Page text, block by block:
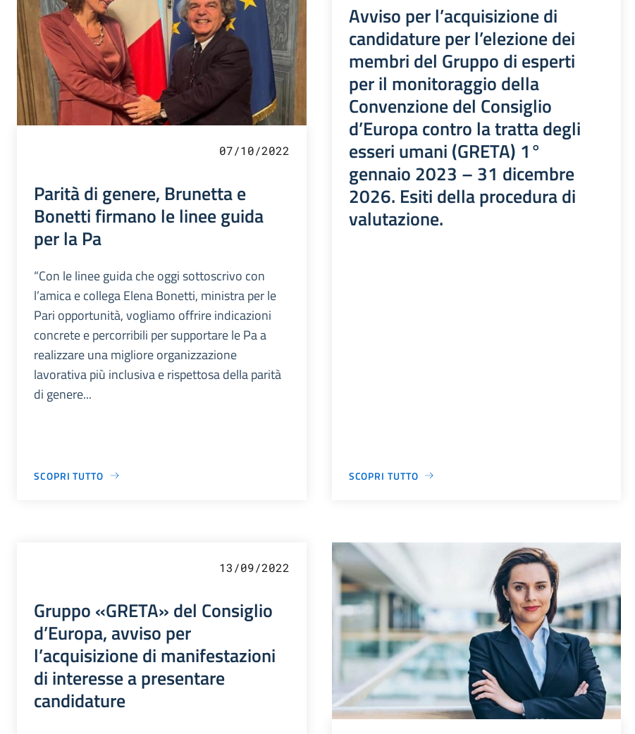
07/10/2022
Parità di genere, Brunetta e
Bonetti firmano le linee guida
per la Pa
“Con le linee guida che oggi sottoscrivo con
l’amica e collega Elena Bonetti, ministra per le
Pari opportunità, vogliamo offrire indicazioni
concrete e percorribili per supportare le Pa a
realizzare una migliore organizzazione
lavorativa più inclusiva e rispettosa della parità
di genere...
SCOPRI TUTTO
Avviso per l’acquisizione di
candidature per l’elezione dei
membri del Gruppo di esperti
per il monitoraggio della
Convenzione del Consiglio
d’Europa contro la tratta degli
esseri umani (GRETA) 1°
gennaio 2023 – 31 dicembre
2026. Esiti della procedura di
valutazione.
SCOPRI TUTTO
13/09/2022
Gruppo «GRETA» del Consiglio
d’Europa, avviso per
l’acquisizione di manifestazioni
di interesse a presentare
candidature